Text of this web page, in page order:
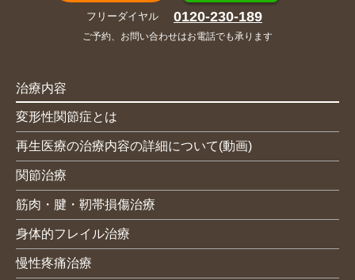
フリーダイヤル 0120-230-189
ご予約、お問い合わせはお電話でも承ります
治療内容
変形性関節症とは
再生医療の治療内容の詳細について(動画)
関節治療
筋肉・腱・靭帯損傷治療
身体的フレイル治療
慢性疼痛治療